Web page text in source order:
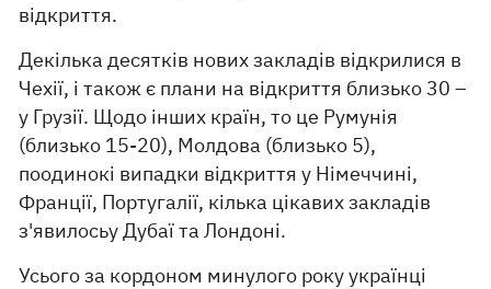
відкриття.
Декілька десятків нових закладів відкрилися в
Чехії, і також є плани на відкриття близько 30 –
у Грузії. Щодо інших країн, то це Румунія
(близько 15-20), Молдова (близько 5),
поодинокі випадки відкриття у Німеччині,
Франції, Португалії, кілька цікавих закладів
з'явилосьу Дубаї та Лондоні.
Усього за кордоном минулого року українці